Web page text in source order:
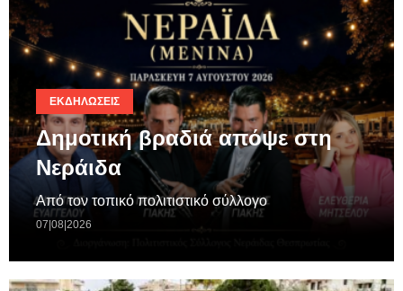
ΕΚΔΗΛΏΣΕΙΣ
Δημοτική βραδιά απόψε στη
Νεράιδα
Από τον τοπικό πολιτιστικό σύλλογο
07|08|2026